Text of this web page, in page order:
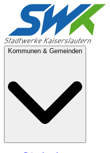
Kommunen & Gemeinden